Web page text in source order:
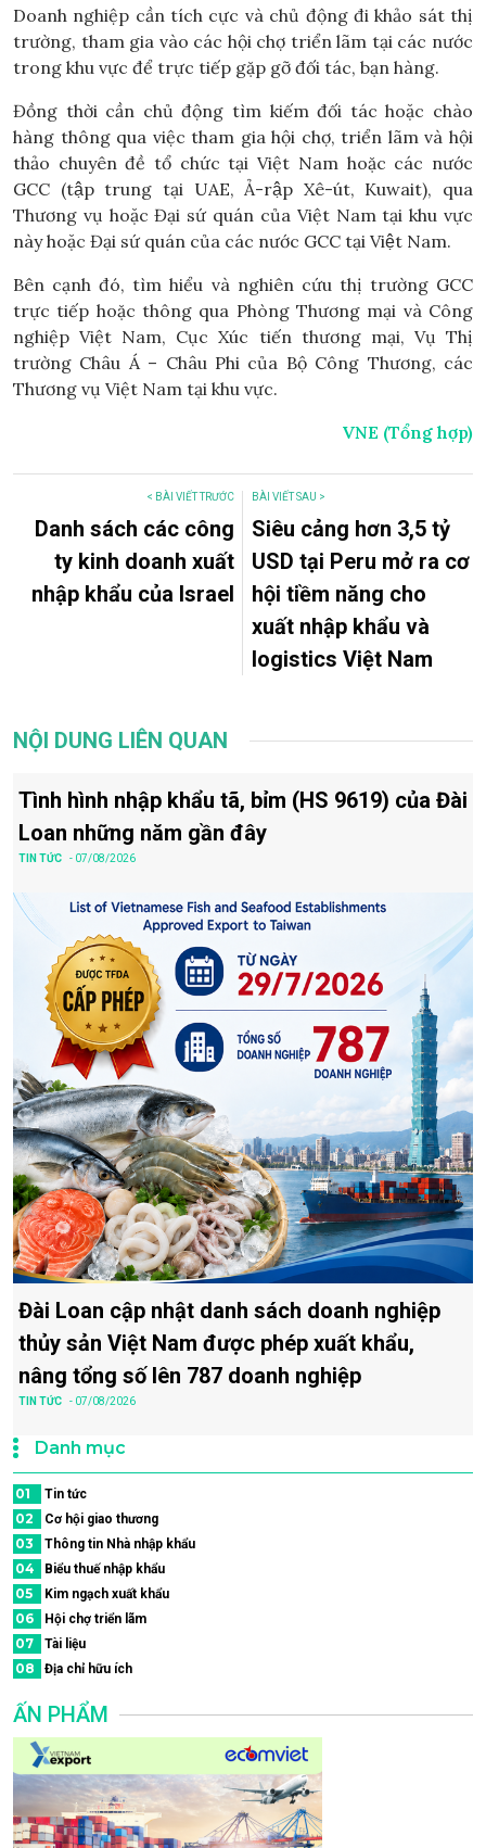
Doanh nghiệp cần tích cực và chủ động đi khảo sát thị
trường, tham gia vào các hội chợ triển lãm tại các nước
trong khu vực để trực tiếp gặp gỡ đối tác, bạn hàng.
Đồng thời cần chủ động tìm kiếm đối tác hoặc chào
hàng thông qua việc tham gia hội chợ, triển lãm và hội
thảo chuyên đề tổ chức tại Việt Nam hoặc các nước
GCC (tập trung tại UAE, Ả-rập Xê-út, Kuwait), qua
Thương vụ hoặc Đại sứ quán của Việt Nam tại khu vực
này hoặc Đại sứ quán của các nước GCC tại Việt Nam.
Bên cạnh đó, tìm hiểu và nghiên cứu thị trường GCC
trực tiếp hoặc thông qua Phòng Thương mại và Công
nghiệp Việt Nam, Cục Xúc tiến thương mại, Vụ Thị
trường Châu Á – Châu Phi của Bộ Công Thương, các
Thương vụ Việt Nam tại khu vực.
VNE (Tổng hợp)
< BÀI VIẾT TRƯỚC
Danh sách các công
ty kinh doanh xuất
nhập khẩu của Israel
BÀI VIẾT SAU >
Siêu cảng hơn 3,5 tỷ
USD tại Peru mở ra cơ
hội tiềm năng cho
xuất nhập khẩu và
logistics Việt Nam
NỘI DUNG LIÊN QUAN
Tình hình nhập khẩu tã, bỉm (HS 9619) của Đài
Loan những năm gần đây
TIN TỨC - 07/08/2026
Đài Loan cập nhật danh sách doanh nghiệp
thủy sản Việt Nam được phép xuất khẩu,
nâng tổng số lên 787 doanh nghiệp
TIN TỨC - 07/08/2026
Danh mục
01 Tin tức
02 Cơ hội giao thương
03 Thông tin Nhà nhập khẩu
04 Biểu thuế nhập khẩu
05 Kim ngạch xuất khẩu
06 Hội chợ triển lãm
07 Tài liệu
08 Địa chỉ hữu ích
ẤN PHẨM